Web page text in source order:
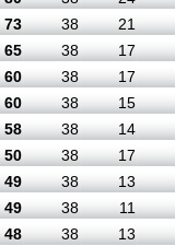
73 38
21
65 38
17
60 38
17
60 38
15
58 38
14
50 38
17
49 38
13
49 38
11
48 38
13